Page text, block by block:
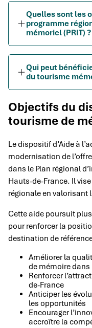
Quelles sont les
programme
mémoriel (PRIT) ?
Qui peut
du tourisme
Objectifs du
tourisme de
Le dispositif d’Aide à
modernisation de
dans le Plan régional
Hauts-de-France. Il
régionale en
Cette aide poursuit
pour renforcer la
destination de
Améliorer la
de mémoire dans
Renforcer
de-France
Anticiper les
les opportunités
Encourager
accroître la